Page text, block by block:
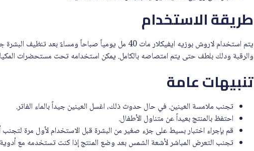
طريقة الاستخدام
يتم استخدام لاروش بوزيه ايفيكلار مات 40 مل يومياً صباحاً
والرقبة ودلك بلطف حتى يتم امتصاصه بالكامل. يمكن استخدامه تحت مستحضرات المكياج
تنبيهات عامة
تجنب ملامسة العينين. في حال حدوث ذلك، اغسل العينين جيداً بالماء الفاتر.
احتفظ بالمنتج بعيداً عن متناول الأطفال.
قم بإجراء اختبار بسيط على جزء صغير من البشرة قبل الاستخدام لأول مرة
تجنب التعرض المباشر لأشعة الشمس بعد وضع المنتج إذا كنت تستخدمه مع